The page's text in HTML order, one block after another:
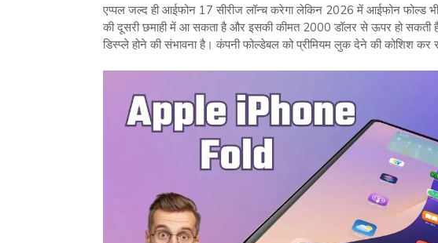
एप्पल जल्द ही आईफोन 17 सीरीज लॉन्च करेगा लेकिन 2026 में आईफोन फोल्ड
की दूसरी छमाही में आ सकता है और इसकी कीमत 2000 डॉलर से ऊपर हो
डिस्प्ले होने की संभावना है। कंपनी फोल्डेबल को प्रीमियम लुक देने की कोशिश कर